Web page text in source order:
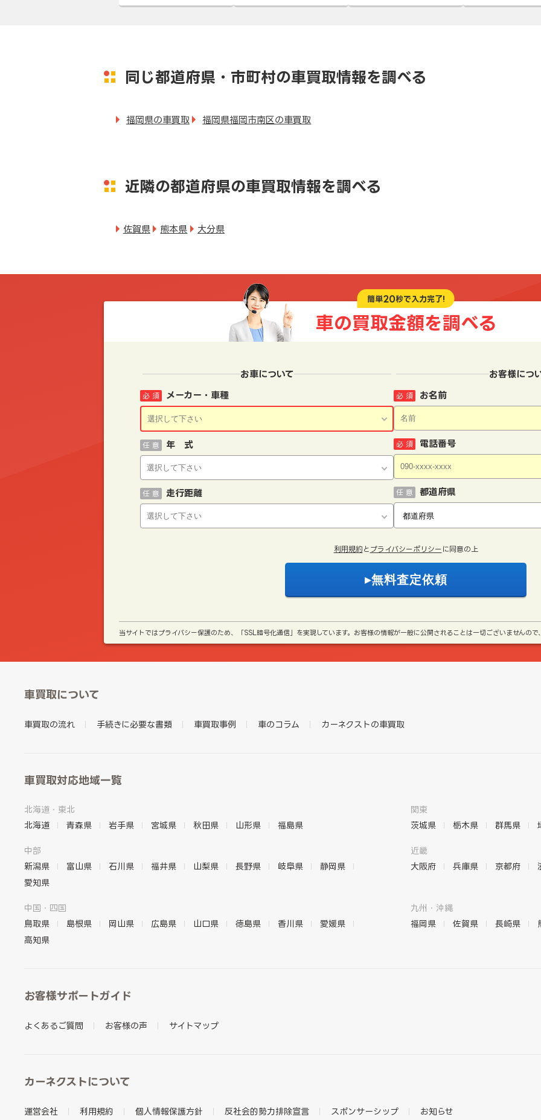
同じ都道府県・市町村の車買取情報を調べる
福岡県の車買取 福岡県福岡市南区の車買取
近隣の都道府県の車買取情報を調べる
佐賀県 熊本県 大分県
簡単20秒で入力完了!
車の買取金額を調べる
お車について
メーカー・車種
必 須
年 式
任 意
走行距離
任 意
お客様につ
お名前
必 須
電話番号
必 須
都道府県
任 意
利用規約 と プライバシーポリシー に同意の上
当サイトではプライバシー保護のため、「SSL暗号化通信」を実現しています。お客様の情報が一般に公開されることは一切ございませんの
車買取について
車買取の流れ 手続きに必要な書類 車買取事例 車のコラム カーネクストの車買取
車買取対応地域一覧
北海道・東北
北海道
青森県 岩手県 宮城県 秋田県 山形県 福島県
関東
茨城県
栃木県 群馬県
中部
新潟県
富山県 石川県 福井県 山梨県 長野県 岐阜県
静岡県
愛知県
近畿
大阪府
兵庫県 京都府
中国・四国
鳥取県
島根県 岡山県 広島県 山口県 徳島県 香川県
愛媛県
高知県
九州・沖縄
福岡県
佐賀県 長崎県
お客様サポートガイド
よくあるご質問 お客様の声 サイトマップ
カーネクストについて
運営会社 利用規約 個人情報保護方針 反社会的勢力排除宣言 スポンサーシップ お知らせ